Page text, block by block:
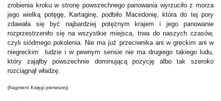
zrobienia kroku w stronę powszechnego panowania wyrzuciło z morza
jego wielką potęgę, Kartaginę, podbiło Macedonię, która do tej pory
zdawała się być najbardziej potężnym krajem i jego panowanie
rozprzestrzeniło się na wszystkie miejsca, trwa do naszych czasów,
czyli siódmego pokolenia. Nie ma już przeciwnika ani w greckim ani w
niegreckim ludzie i w pewnym sensie nie ma drugiego takiego ludu,
który zająłby powszechnie dominującą pozycję albo tak szeroko
rozciągnął władzę.
(fragment Księgi pierwszej)